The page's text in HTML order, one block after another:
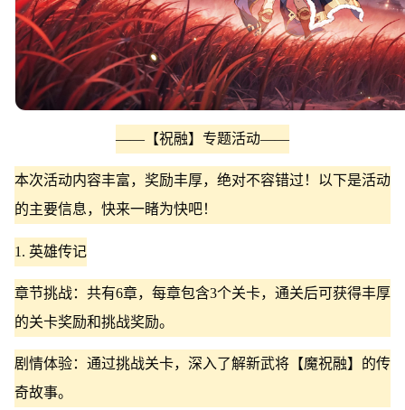
——【祝融】专题活动——
本次活动内容丰富，奖励丰厚，绝对不容错过！以下是活动
的主要信息，快来一睹为快吧！
1. 英雄传记
章节挑战：共有6章，每章包含3个关卡，通关后可获得丰厚
的关卡奖励和挑战奖励。
剧情体验：通过挑战关卡，深入了解新武将【魔祝融】的传
奇故事。